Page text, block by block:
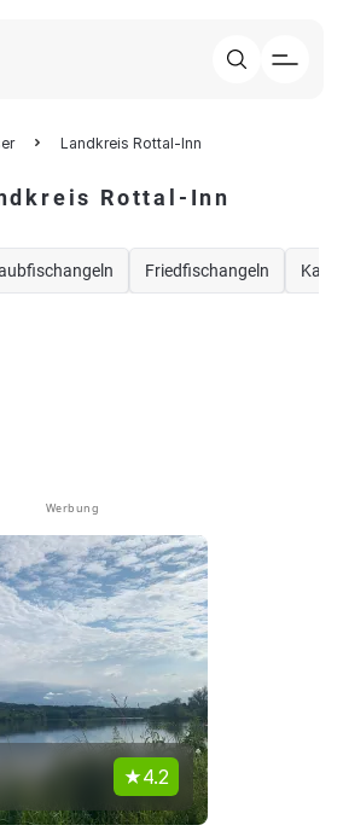
Landkreis Rottal-Inn
Rottal-Inn
Friedfischangeln
Werbung
4.2